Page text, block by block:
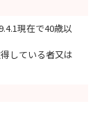
現在で40歳以
している者又は